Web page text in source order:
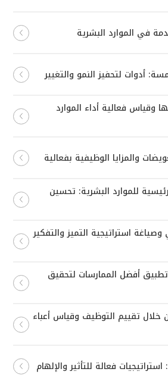
في الموارد البشرية
أدوات لتحفيز النمو والتغيير
وقياس فعالية أداء الموارد
والمزايا الوظيفية بفعالية
للموارد البشرية: تحسين
استراتيجية التميز والتفكير
تطبيق أفضل الممارسات لتحقيق
خلال تقييم التوظيف وقياس أعباء
فعالة للتأثير والإلهام